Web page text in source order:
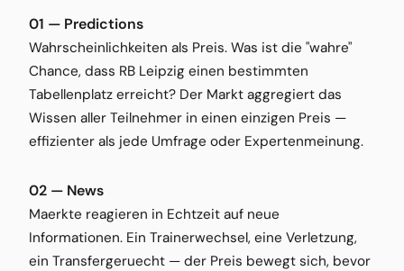
01 — Predictions
Wahrscheinlichkeiten als Preis. Was ist die "wahre"
Chance, dass RB Leipzig einen bestimmten
Tabellenplatz erreicht? Der Markt aggregiert das
Wissen aller Teilnehmer in einen einzigen Preis —
effizienter als jede Umfrage oder Expertenmeinung.
02 — News
Maerkte reagieren in Echtzeit auf neue
Informationen. Ein Trainerwechsel, eine Verletzung,
ein Transfergeruecht — der Preis bewegt sich, bevor